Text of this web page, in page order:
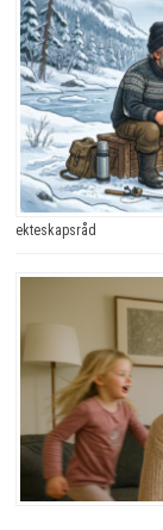
ekteskapsråd